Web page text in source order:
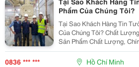
Phẩm Của Chúng Tôi?
Tại Sao Khách Hàng Tin
Của Chúng Tôi? Chất Lượng Sản Phẩm Cam Kết 100%
Sản Phẩm Chất Lượng,
Hiệu Nổi Tiếng Trên Thế
Gardner Denver, Elmo
0836 *** *** Hồ Chí Minh